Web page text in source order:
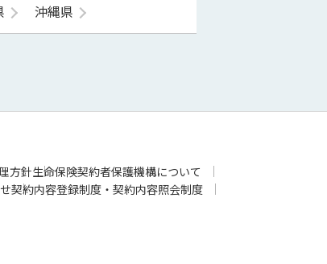
沖縄県
方針生命保険契約者保護機構について
契約内容登録制度・契約内容照会制度